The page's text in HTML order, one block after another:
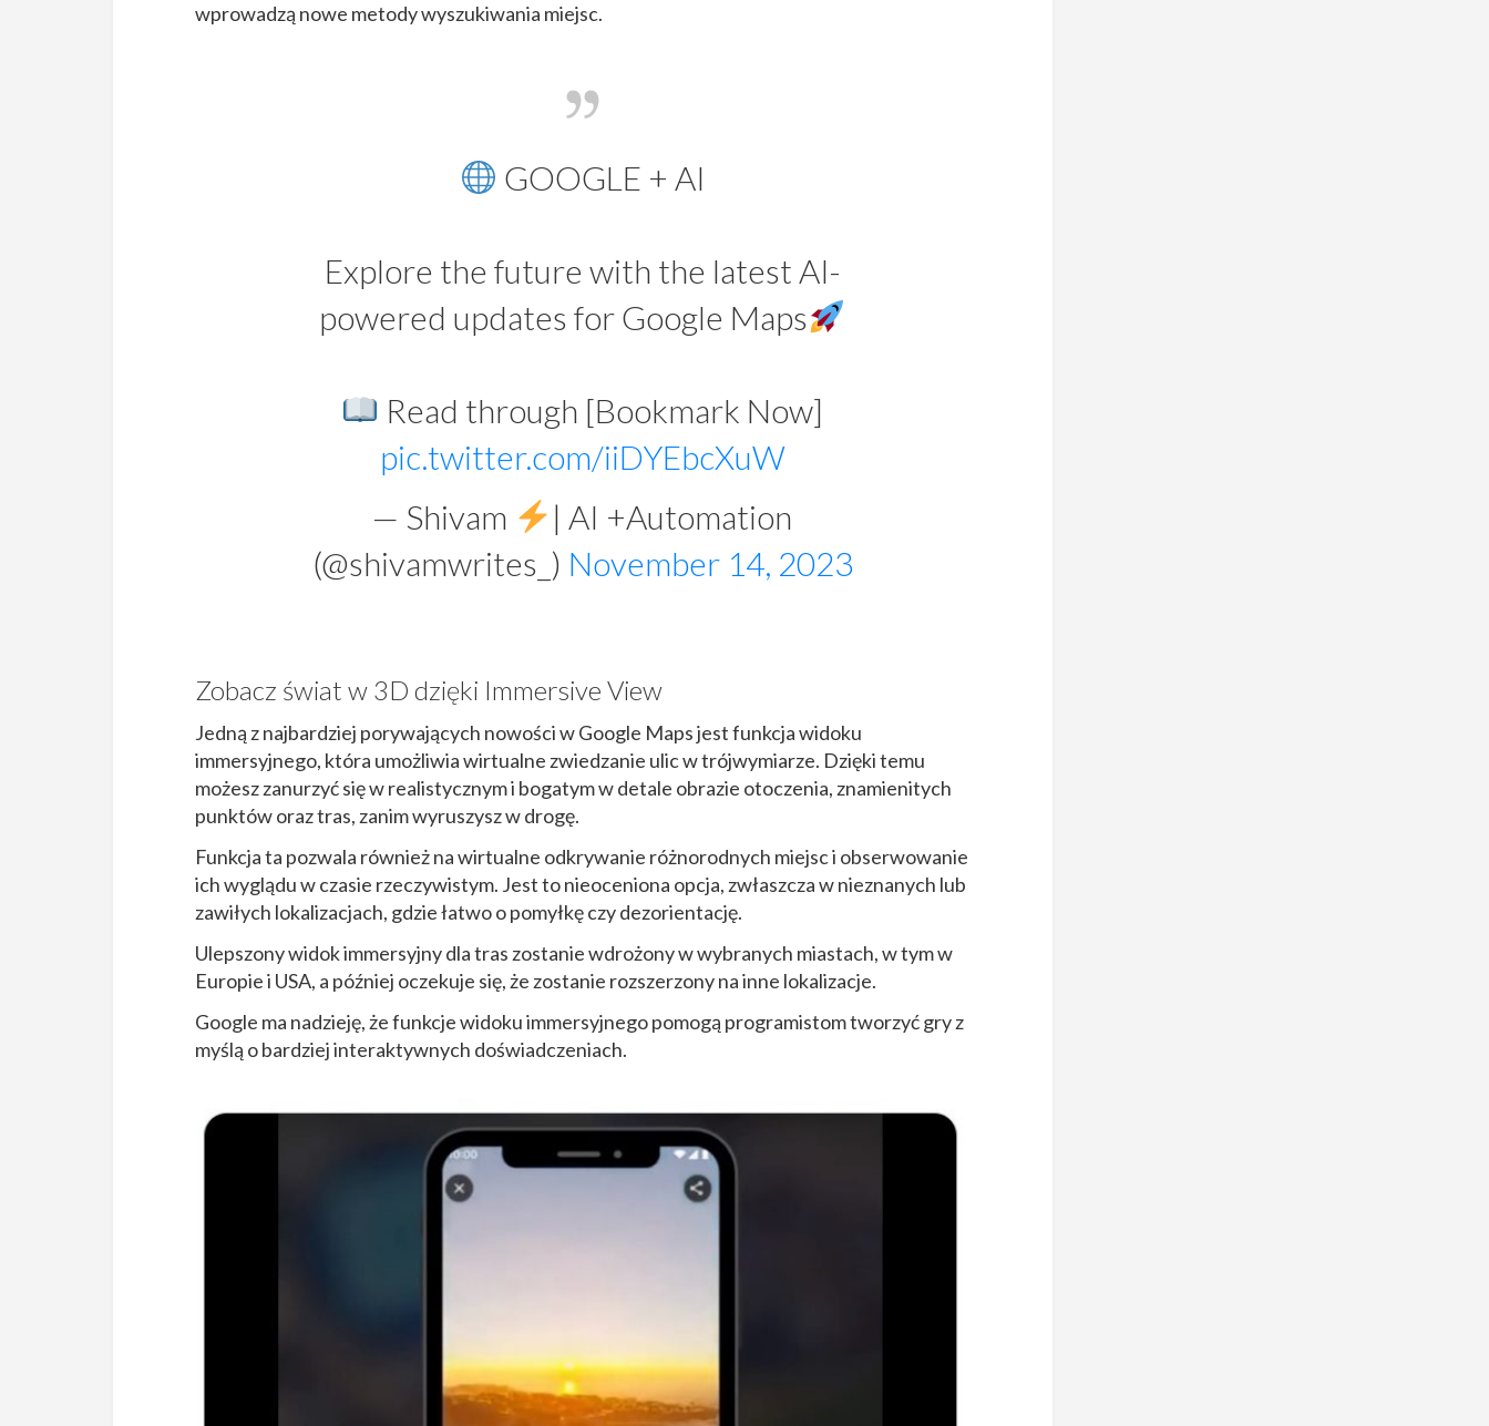
wprowadzą nowe metody wyszukiwania miejsc.
GOOGLE + AI
Explore the future with the latest AI-
powered updates for Google Maps
Read through [Bookmark Now]
pic.twitter.com/iiDYEbcXuW
— Shivam
| AI +Automation
(@shivamwrites_) November 14, 2023
Zobacz świat w 3D dzięki Immersive View
Jedną z najbardziej porywających nowości w Google Maps jest funkcja widoku
immersyjnego, która umożliwia wirtualne zwiedzanie ulic w trójwymiarze. Dzięki temu
możesz zanurzyć się w realistycznym i bogatym w detale obrazie otoczenia, znamienitych
punktów oraz tras, zanim wyruszysz w drogę.
Funkcja ta pozwala również na wirtualne odkrywanie różnorodnych miejsc i obserwowanie
ich wyglądu w czasie rzeczywistym. Jest to nieoceniona opcja, zwłaszcza w nieznanych lub
zawiłych lokalizacjach, gdzie łatwo o pomyłkę czy dezorientację.
Ulepszony widok immersyjny dla tras zostanie wdrożony w wybranych miastach, w tym w
Europie i USA, a później oczekuje się, że zostanie rozszerzony na inne lokalizacje.
Google ma nadzieję, że funkcje widoku immersyjnego pomogą programistom tworzyć gry z
myślą o bardziej interaktywnych doświadczeniach.